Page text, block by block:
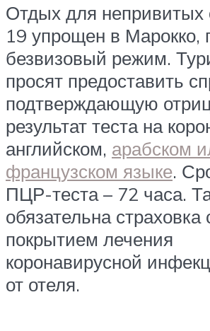
Отдых для непривитых
19 упрощен в Марокко,
безвизовый режим.
просят предоставить
подтверждающую
результат теста на
английском, арабском
французском языке.
ПЦР-теста – 72 часа.
обязательна страховка
покрытием лечения
коронавирусной
от отеля.